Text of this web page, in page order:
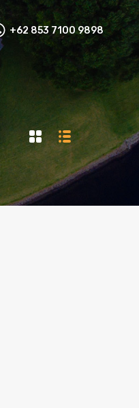
+62 853 7100 9898‬